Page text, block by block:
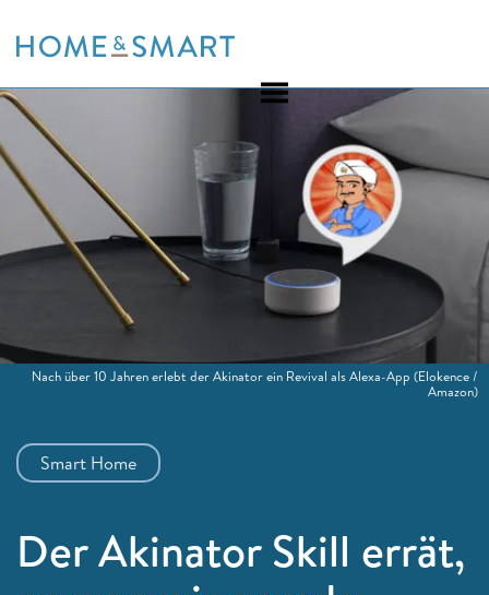
to
Smart Home
Der Akinator Skill errät,
Nach über 10 Jahren erlebt der Akinator ein Revival als Alexa-App (Elokence /
Amazon)